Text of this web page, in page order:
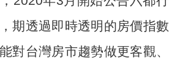
期透過即時透明的房價指數
對台灣房市趨勢做更客觀、